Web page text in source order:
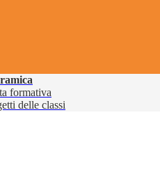
formativa
delle classi